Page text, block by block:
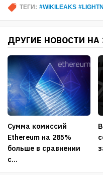
ТЕГИ: #WIKILEAKS
ДРУГИЕ НОВОСТИ НА
Сумма комиссий
Ethereum на 285%
больше в сравнении
с...